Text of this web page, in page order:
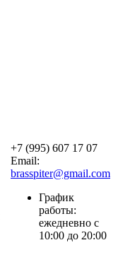
+7 (995) 607 17 07
Email:
brasspiter@gmail.com
График
работы:
ежедневно с
10:00 до 20:00